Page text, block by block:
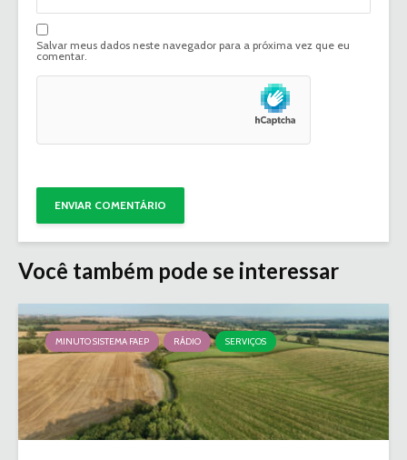
Salvar meus dados neste navegador para a próxima vez que eu
comentar.
Você também pode se interessar
MINUTO SISTEMA FAEP RÁDIO SERVIÇOS